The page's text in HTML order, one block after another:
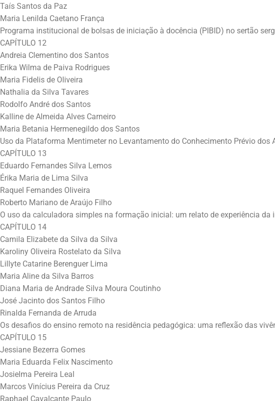
Taís Santos da Paz
Maria Lenilda Caetano França
Programa institucional de bolsas de iniciação à docência (PIBID) no sertão
CAPÍTULO 12
Andreia Clementino dos Santos
Erika Wilma de Paiva Rodrigues
Maria Fidelis de Oliveira
Nathalia da Silva Tavares
Rodolfo André dos Santos
Kalline de Almeida Alves Carneiro
Maria Betania Hermenegildo dos Santos
Uso da Plataforma Mentimeter no Levantamento do Conhecimento Prévio dos
CAPÍTULO 13
Eduardo Fernandes Silva Lemos
Érika Maria de Lima Silva
Raquel Fernandes Oliveira
Roberto Mariano de Araújo Filho
O uso da calculadora simples na formação inicial: um relato de experiência da
CAPÍTULO 14
Camila Elizabete da Silva da Silva
Karoliny Oliveira Rostelato da Silva
Lillyte Catarine Berenguer Lima
Maria Aline da Silva Barros
Diana Maria de Andrade Silva Moura Coutinho
José Jacinto dos Santos Filho
Rinalda Fernanda de Arruda
Os desafios do ensino remoto na residência pedagógica: uma reflexão das
CAPÍTULO 15
Jessiane Bezerra Gomes
Maria Eduarda Felix Nascimento
Josielma Pereira Leal
Marcos Vinícius Pereira da Cruz
Raphael Cavalcante Paulo